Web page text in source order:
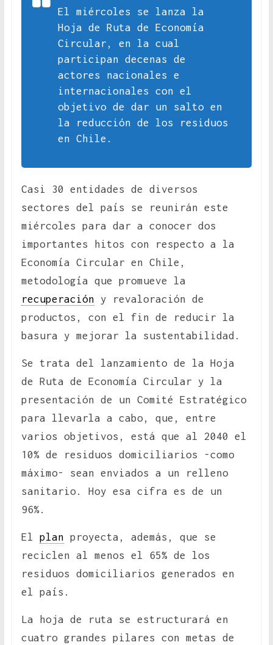
El miércoles se lanza la
Hoja de Ruta de Economía
Circular, en la cual
participan decenas de
actores nacionales e
internacionales con el
objetivo de dar un salto en
la reducción de los residuos
en Chile.
Casi 30 entidades de diversos
sectores del país se reunirán este
miércoles para dar a conocer dos
importantes hitos con respecto a la
Economía Circular en Chile,
metodología que promueve la
recuperación y revaloración de
productos, con el fin de reducir la
basura y mejorar la sustentabilidad.
Se trata del lanzamiento de la Hoja
de Ruta de Economía Circular y la
presentación de un Comité Estratégico
para llevarla a cabo, que, entre
varios objetivos, está que al 2040 el
10% de residuos domiciliarios -como
máximo- sean enviados a un relleno
sanitario. Hoy esa cifra es de un
96%.
El plan proyecta, además, que se
reciclen al menos el 65% de los
residuos domiciliarios generados en
el país.
La hoja de ruta se estructurará en
cuatro grandes pilares con metas de